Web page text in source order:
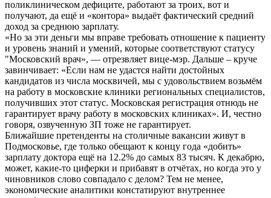
поликлиническом дефиците, работают за троих, вот и
получают, да ещё и «контора» выдаёт фактический средний
доход за среднюю зарплату.
«Но за эти деньги мы вправе требовать отношение к пациенту
и уровень знаний и умений, которые соответствуют статусу
"Московский врач», — отрезвляет вице-мэр. Дальше – круче
завинчивает: «Если нам не удастся найти достойных
кандидатов из числа москвичей, мы с удовольствием возьмём
на работу в московские клиники региональных специалистов,
получивших этот статус. Московская регистрация отнюдь не
гарантирует врачу работу в московских клиниках». И, честно
говоря, озвученную ЗП тоже не гарантирует.
Ближайшие претенденты на столичные вакансии живут в
Подмосковье, где только обещают к концу года «добить»
зарплату доктора ещё на 12.2% до самых 83 тысяч. К декабрю,
может, какие-то циферки и прибавят в отчётах, но когда это у
чиновников слово совпадало с делом? Тем не менее,
экономические аналитики констатируют внутреннее